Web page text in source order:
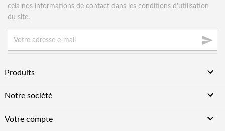
cela nos informations de contact dans les conditions d'utilisation
du site.

Produits 
Notre société 
Votre compte 